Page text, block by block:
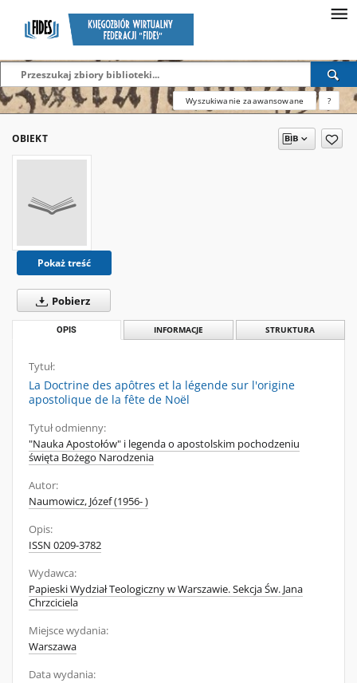
Wyszukiwanie zaawansowane ?
OBIEKT
Pokaż treść
Pobierz
OPIS INFORMACJE STRUKTURA
Tytuł:
La Doctrine des apôtres et la légende sur l'origine
apostolique de la fête de Noël
Tytuł odmienny:
"Nauka Apostołów" i legenda o apostolskim pochodzeniu
święta Bożego Narodzenia
Autor:
Naumowicz, Józef (1956- )
Opis:
ISSN 0209-3782
Wydawca:
Papieski Wydział Teologiczny w Warszawie. Sekcja Św. Jana
Chrzciciela
Miejsce wydania:
Warszawa
Data wydania: